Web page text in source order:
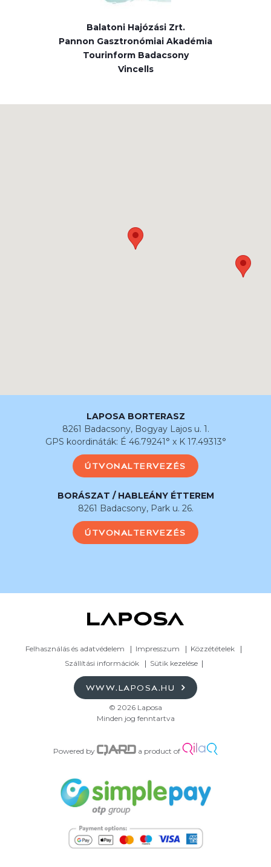
Balatoni Hajózási Zrt.
Pannon Gasztronómiai Akadémia
Tourinform Badacsony
Vincells
LAPOSA BORTERASZ
8261 Badacsony, Bogyay Lajos u. 1.
GPS koordináták: É 46.79241° x K 17.49313°
ÚTVONALTERVEZÉS
BORÁSZAT / HABLEÁNY ÉTTEREM
8261 Badacsony, Park u. 26.
ÚTVONALTERVEZÉS
Felhasználás és adatvédelem Impresszum
Közzétételek
Szállítási információk
Sütik kezelése
WWW.LAPOSA.HU
© 2026 Laposa
Minden jog fenntartva
Powered by a product of